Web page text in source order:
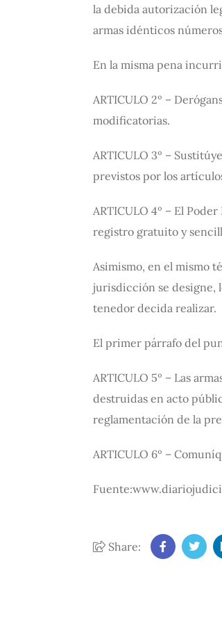
la debida autorización
armas idénticos
En la misma pena
ARTICULO 2º –
modificatorias.
ARTICULO 3º –
previstos por los artículos
ARTICULO 4º – El
registro gratuito y
Asimismo, en el mismo
jurisdicción se designe,
tenedor decida realizar.
El primer párrafo del
ARTICULO 5º – Las
destruidas en acto
reglamentación de la
ARTICULO 6º –
Share: